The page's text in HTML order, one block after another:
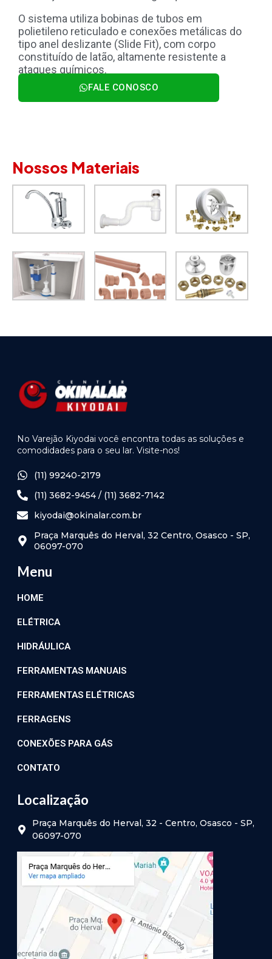
O sistema utiliza bobinas de tubos em
polietileno reticulado e conexões metálicas do
tipo anel deslizante (Slide Fit), com corpo
constituído de latão, altamente resistente a
ataques químicos.
FALE CONOSCO
Nossos Materiais
No Varejão Kiyodai você encontra todas as soluções e
comodidades para o seu lar. Visite-nos!
(11) 99240-2179
(11) 3682-9454 / (11) 3682-7142
kiyodai@okinalar.com.br
Praça Marquês do Herval, 32 Centro, Osasco - SP,
06097-070
Menu
HOME
ELÉTRICA
HIDRÁULICA
FERRAMENTAS MANUAIS
FERRAMENTAS ELÉTRICAS
FERRAGENS
CONEXÕES PARA GÁS
CONTATO
Localização
Praça Marquês do Herval, 32 - Centro, Osasco - SP,
06097-070